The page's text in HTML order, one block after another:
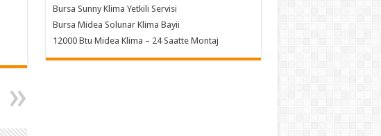
Bursa Sunny Klima Yetkili Servisi
Bursa Midea Solunar Klima Bayii
12000 Btu Midea Klima – 24 Saatte Montaj